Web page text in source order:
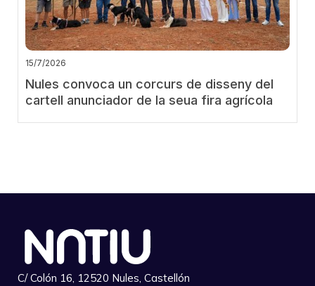
15/7/2026
Nules convoca un corcurs de disseny del
cartell anunciador de la seua fira agrícola
C/ Colón 16, 12520 Nules, Castellón